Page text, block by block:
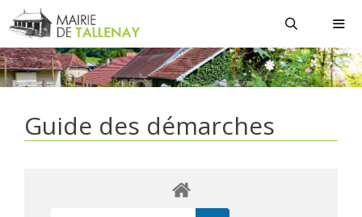
Aller
au
contenu
Guide des démarches